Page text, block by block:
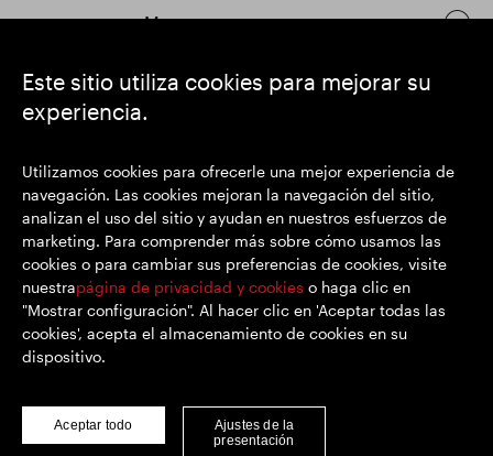
Este sitio utiliza cookies para mejorar su
experiencia.
Utilizamos cookies para ofrecerle una mejor experiencia de
navegación. Las cookies mejoran la navegación del sitio,
analizan el uso del sitio y ayudan en nuestros esfuerzos de
marketing. Para comprender más sobre cómo usamos las
cookies o para cambiar sus preferencias de cookies, visite
nuestrapágina de privacidad y cookies o haga clic en
"Mostrar configuración". Al hacer clic en 'Aceptar todas las
cookies', acepta el almacenamiento de cookies en su
dispositivo.
Aceptar todo
Ajustes de la
presentación
Mantenerse en contacto
Domicilio social: 1 New Burlington Place, Londres W1S 2HR
Número de registro del Reino Unido 167591
Lugar de registro: Inglaterra y Gales
© SEGRO 2022
Descargo de responsabilidad
Declaración sobre esclavitud y trata de personas